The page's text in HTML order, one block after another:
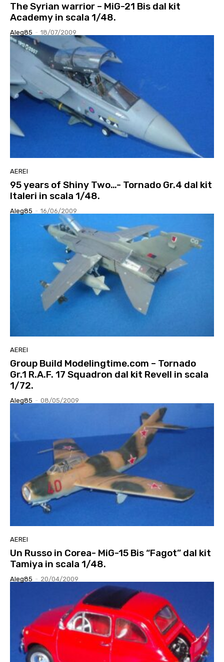
The Syrian warrior – MiG-21 Bis dal kit
Academy in scala 1/48.
Aleg85 - 18/07/2009
AEREI
95 years of Shiny Two…- Tornado Gr.4 dal kit
Italeri in scala 1/48.
Aleg85 - 16/06/2009
AEREI
Group Build Modelingtime.com – Tornado
Gr.1 R.A.F. 17 Squadron dal kit Revell in scala
1/72.
Aleg85 - 08/05/2009
AEREI
Un Russo in Corea- MiG-15 Bis “Fagot” dal kit
Tamiya in scala 1/48.
Aleg85 - 20/04/2009